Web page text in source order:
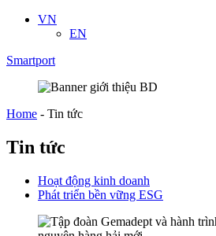
VN
EN
Smartport
Home - Tin tức
Tin tức
Hoạt động kinh doanh
Phát triển bền vững ESG